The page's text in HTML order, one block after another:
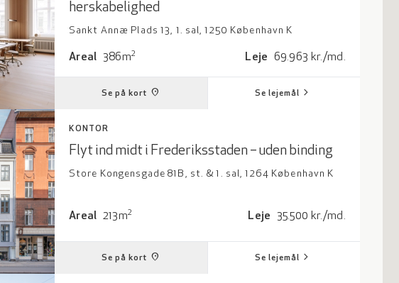
herskabelighed
Sankt Annæ Plads 13, 1. sal, 1250 København K
Areal: 386 kvadrat meter
Areal 386m2 Leje: 69963 kroner per måned
Leje 69.963 kr./md.
Se på kort place Se lejemål chevron_right
KONTOR
Flyt ind midt i Frederiksstaden – uden binding
Store Kongensgade 81B, st. & 1. sal, 1264 København K
Areal: 213 kvadrat meter
Areal 213m2 Leje: 35500 kroner per måned
Leje 35.500 kr./md.
Se på kort place Se lejemål chevron_right